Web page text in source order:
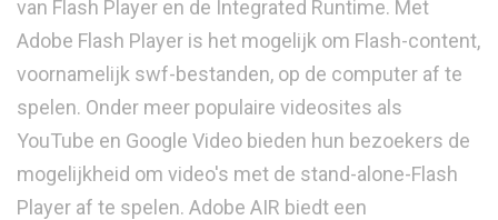
van Flash Player en de Integrated Runtime. Met
Adobe Flash Player is het mogelijk om Flash-content,
voornamelijk swf-bestanden, op de computer af te
spelen. Onder meer populaire videosites als
YouTube en Google Video bieden hun bezoekers de
mogelijkheid om video's met de stand-alone-Flash
Player af te spelen. Adobe AIR biedt een